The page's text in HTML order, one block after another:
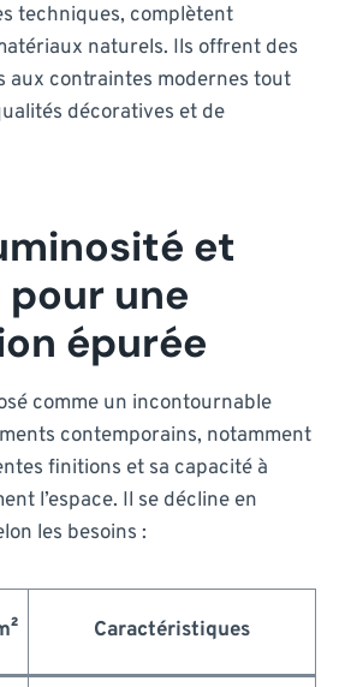
techniques, complètent
naturels. Ils offrent des
aux contraintes modernes tout
décoratives et de
et
une
épurée
comme un incontournable
contemporains, notamment
finitions et sa capacité à
l’espace. Il se décline en
les besoins :
Caractéristiques